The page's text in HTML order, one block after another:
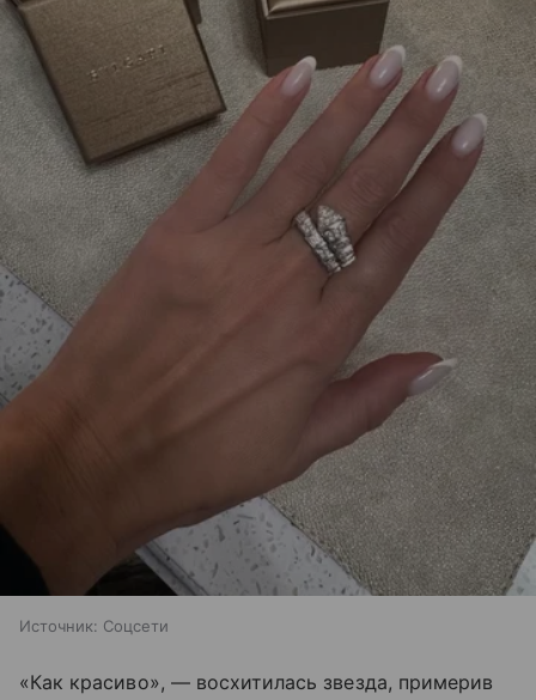
Источник: Соцсети
«Как красиво», — восхитилась звезда, примерив